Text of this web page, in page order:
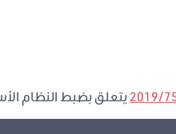
يتعلق بضبط النظام